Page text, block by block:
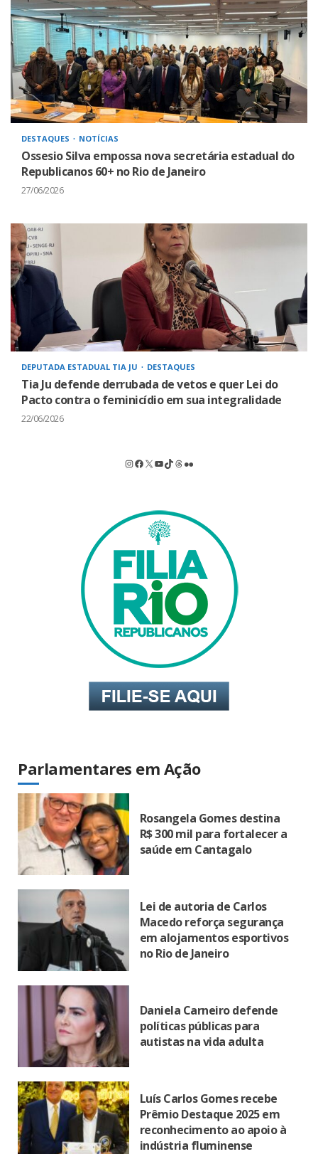
DESTAQUES NOTÍCIAS
Ossesio Silva empossa nova secretária estadual do
Republicanos 60+ no Rio de Janeiro
27/06/2026
DEPUTADA ESTADUAL TIA JU DESTAQUES
Tia Ju defende derrubada de vetos e quer Lei do
Pacto contra o feminicídio em sua integralidade
22/06/2026
Instagram
Facebook
X Youtube
TikTok
Threads
Flickr
Parlamentares em Ação
Rosangela Gomes destina
R$ 300 mil para fortalecer a
saúde em Cantagalo
Lei de autoria de Carlos
Macedo reforça segurança
em alojamentos esportivos
no Rio de Janeiro
Daniela Carneiro defende
políticas públicas para
autistas na vida adulta
Luís Carlos Gomes recebe
Prêmio Destaque 2025 em
reconhecimento ao apoio à
indústria fluminense